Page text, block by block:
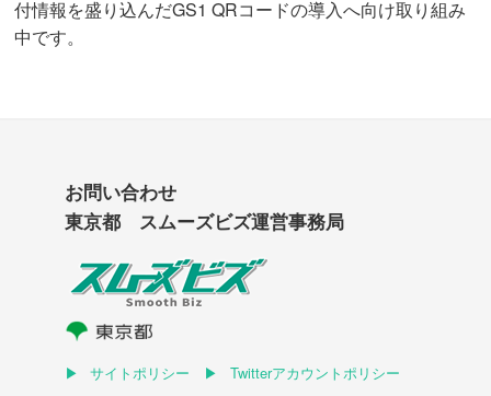
付情報を盛り込んだGS1 QRコードの導入へ向け取り組み
中です。
お問い合わせ
東京都 スムーズビズ運営事務局
サイトポリシー
Twitterアカウントポリシー